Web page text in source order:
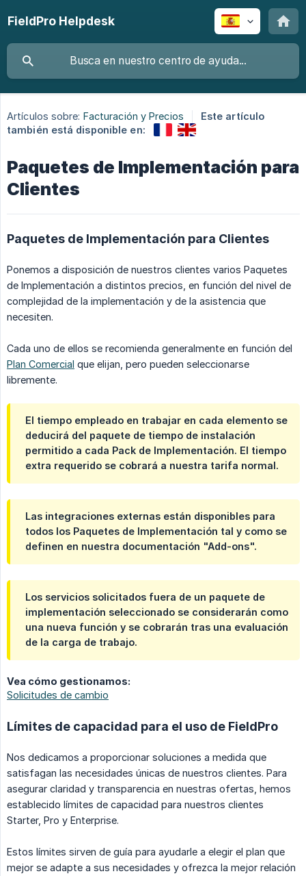
FieldPro Helpdesk
Artículos sobre: Facturación y Precios
Este artículo
también está disponible en:
Paquetes de Implementación para
Clientes
Paquetes de Implementación para Clientes
Ponemos a disposición de nuestros clientes varios Paquetes
de Implementación a distintos precios, en función del nivel de
complejidad de la implementación y de la asistencia que
necesiten.
Cada uno de ellos se recomienda generalmente en función del
Plan Comercial que elijan, pero pueden seleccionarse
libremente.
El tiempo empleado en trabajar en cada elemento se
deducirá del paquete de tiempo de instalación
permitido a cada Pack de Implementación. El tiempo
extra requerido se cobrará a nuestra tarifa normal.
Las integraciones externas están disponibles para
todos los Paquetes de Implementación tal y como se
definen en nuestra documentación "Add-ons".
Los servicios solicitados fuera de un paquete de
implementación seleccionado se considerarán como
una nueva función y se cobrarán tras una evaluación
de la carga de trabajo.
Vea cómo gestionamos:
Solicitudes de cambio
Límites de capacidad para el uso de FieldPro
Nos dedicamos a proporcionar soluciones a medida que
satisfagan las necesidades únicas de nuestros clientes. Para
asegurar claridad y transparencia en nuestras ofertas, hemos
establecido límites de capacidad para nuestros clientes
Starter, Pro y Enterprise.
Estos límites sirven de guía para ayudarle a elegir el plan que
mejor se adapte a sus necesidades y ofrezca la mejor relación